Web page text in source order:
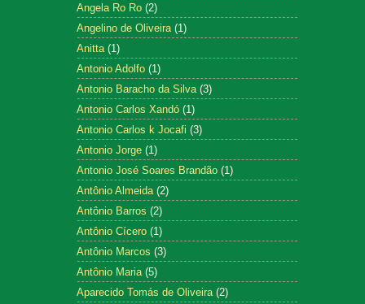
Angela Ro Ro (2)
Angelino de Oliveira (1)
Anitta (1)
Antonio Adolfo (1)
Antonio Baracho da Silva (3)
Antonio Carlos Xandó (1)
Antonio Carlos k Jocafi (3)
Antonio Jorge (1)
Antonio José Soares Brandão (1)
Antônio Almeida (2)
Antônio Barros (2)
Antônio Cícero (1)
Antônio Marcos (3)
Antônio Maria (5)
Aparecido Tomás de Oliveira (2)